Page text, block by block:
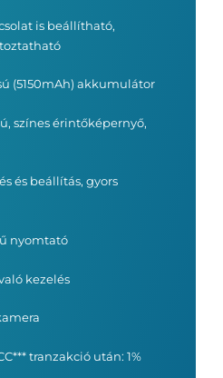
is beállítható,
(5150mAh) akkumulátor
színes érintőképernyő,
és beállítás, gyors
nyomtató
kezelés
tranzakció után: 1%